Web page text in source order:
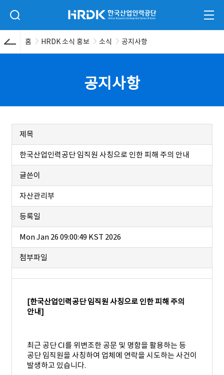
검색 입력폼 열기 HRDK 한국산업인력공단 전체
홈 HRDK 소식 홍보 소식 공지사항
공지사항
제목
한국산업인력공단 임직원 사칭으로 인한 피해 주의 안내
글쓴이
자산관리부
등록일
Mon Jan 26 09:00:49 KST 2026
첨부파일
[한국산업인력공단 임직원 사칭으로 인한 피해 주의
안내]
최근 공단CI를 위변조한 공문 및 명함을 활용하는 등
공단 임직원을 사칭하여 업체에 연락을 시도하는 사건이
발생하고 있습니다.